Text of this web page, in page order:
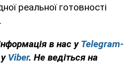
реальної готовності
в нас у Telegram-
Viber. Не ведіться на